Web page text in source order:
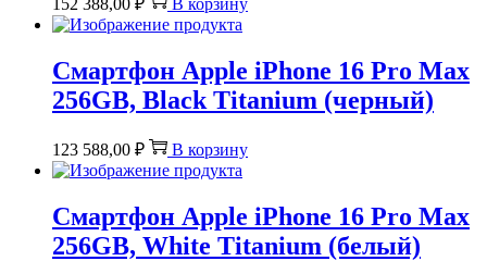
152 388,00 ₽ В корзину
Смартфон Apple iPhone 16 Pro Max
256GB, Black Titanium (черный)
123 588,00 ₽ В корзину
Смартфон Apple iPhone 16 Pro Max
256GB, White Titanium (белый)